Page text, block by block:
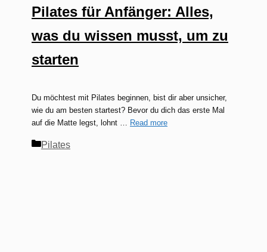
Pilates für Anfänger: Alles,
was du wissen musst, um zu
starten
Du möchtest mit Pilates beginnen, bist dir aber unsicher,
wie du am besten startest? Bevor du dich das erste Mal
auf die Matte legst, lohnt …
Read more
Kategorien
Pilates